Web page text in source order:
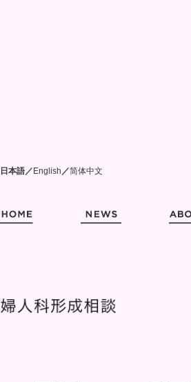
日本語／ English ／简体中文